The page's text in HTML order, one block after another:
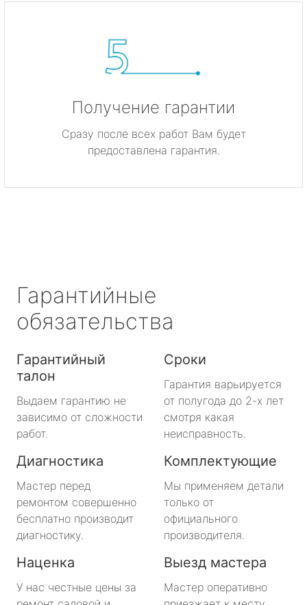
Получение гарантии
Сразу после всех работ Вам будет
предоставлена гарантия.
Гарантийные
обязательства
Гарантийный
талон
Выдаем гарантию не
зависимо от сложности
работ.
Сроки
Гарантия варьируется
от полугода до 2-х лет
смотря какая
неисправность.
Диагностика
Мастер перед
ремонтом совершенно
бесплатно производит
диагностику.
Комплектующие
Мы применяем детали
только от
официального
производителя.
Наценка
У нас честные цены за
Выезд мастера
Мастер оперативно